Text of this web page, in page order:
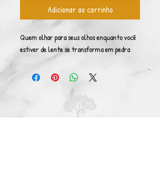
Adicionar ao carrinho
Quem olhar para seus olhos enquanto você
estiver de lente se transforma em pedra